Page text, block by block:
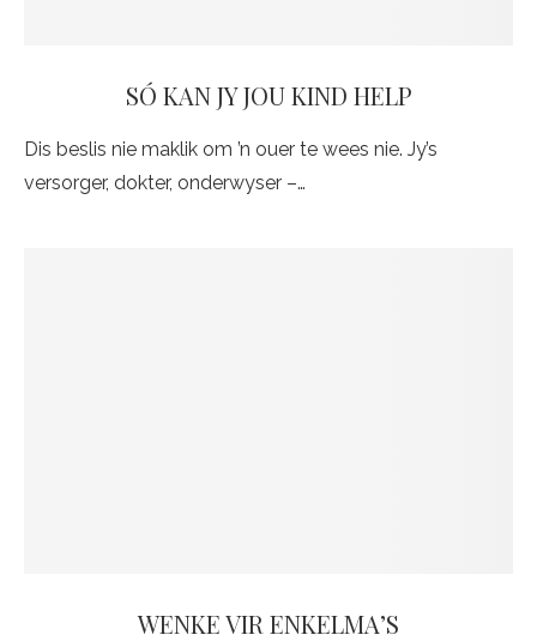
SÓ KAN JY JOU KIND HELP
Dis beslis nie maklik om ’n ouer te wees nie. Jy’s
versorger, dokter, onderwyser –…
WENKE VIR ENKELMA’S